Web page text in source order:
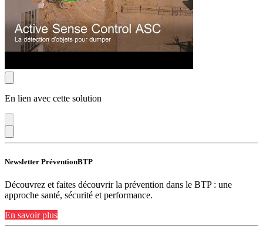
En lien avec cette solution
Newsletter PréventionBTP
Découvrez et faites découvrir la prévention dans le BTP : une
approche santé, sécurité et performance.
En savoir plus